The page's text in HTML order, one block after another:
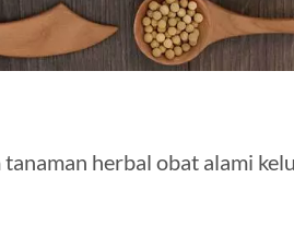
herbal obat alami